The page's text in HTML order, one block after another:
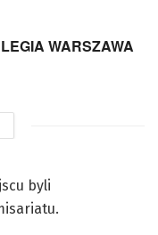
WARSZAWA
byli